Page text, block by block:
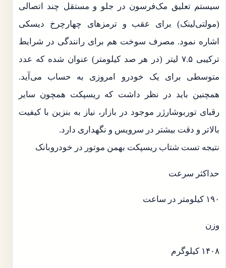
سیستم تعلیق مک‌فرسون در جلو و مستقل چند اتصالی
(مولتی‌لینک) برای عقب و ترمزهای چهارچرخ دیسکی
اشاره نمود. مصرف سوخت هم برای رانندگی در شرایط
ترکیبی ۷.۵ لیتر (در هر صد کیلومتر) عنوان شده که عدد
متوسطی برای یک خودرو امروزی به حساب می‌آید.
همچنین باید در نظر داشت که ریسپکت همچون سایر
رقبای توربوشارژر موجود در بازار، نیاز به بنزین با کیفیت
بالاتر و دقت بیشتر در سرویس و نگهداری دارد.
نتیجه تست شتاب ریسپکت بهمن موتور در خودروبانک
حداکثر سرعت
۱۹۰ کیلومتر در ساعت
وزن
۱۴۰۸ کیلوگرم